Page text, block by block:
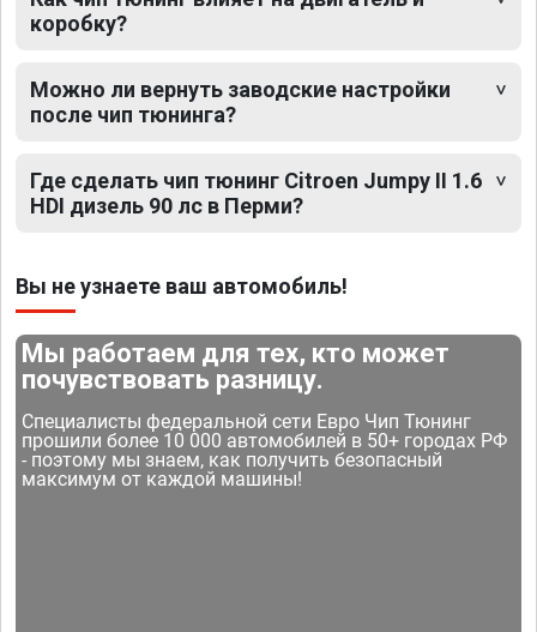
коробку?
Можно ли вернуть заводские настройки
после чип тюнинга?
Где сделать чип тюнинг Citroen Jumpy II 1.6
HDI дизель 90 лс в Перми?
Вы не узнаете ваш автомобиль!
Мы работаем для тех, кто может
почувствовать разницу.
Специалисты федеральной сети Евро Чип Тюнинг
прошили более 10 000 автомобилей в 50+ городах РФ
- поэтому мы знаем, как получить безопасный
максимум от каждой машины!